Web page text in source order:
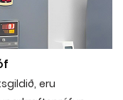
eru